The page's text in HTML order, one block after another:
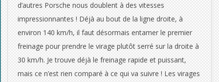
d’autres Porsche nous doublent à des vitesses
impressionnantes ! Déjà au bout de la ligne droite, à
environ 140 km/h, il faut désormais entamer le premier
freinage pour prendre le virage plutôt serré sur la droite à
30 km/h. Je trouve déjà le freinage rapide et puissant,
mais ce n’est rien comparé à ce qui va suivre ! Les virages